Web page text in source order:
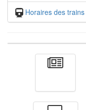
Horaires des